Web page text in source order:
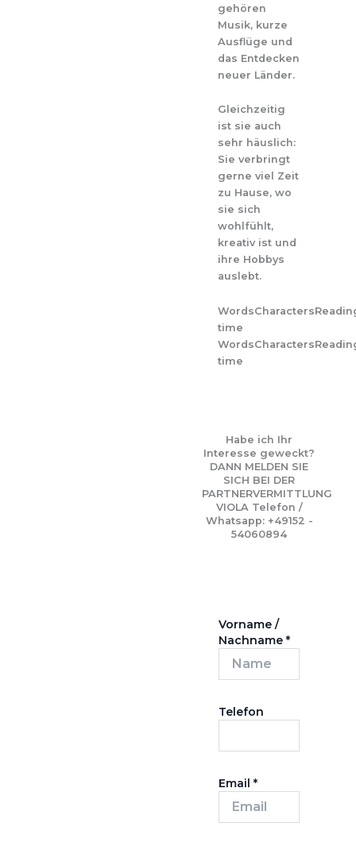
gehören
Musik, kurze
Ausflüge und
das Entdecken
neuer Länder.
Gleichzeitig
ist sie auch
sehr häuslich:
Sie verbringt
gerne viel Zeit
zu Hause, wo
sie sich
wohlfühlt,
kreativ ist und
ihre Hobbys
auslebt.
WordsCharacters
time
WordsCharacters
time
Habe ich Ihr
Interesse geweckt?
DANN MELDEN SIE
SICH BEI DER
PARTNERVERMITTLUNG
VIOLA Telefon /
Whatsapp: +49152 -
54060894
Vorname /
Nachname *
Telefon
Email *